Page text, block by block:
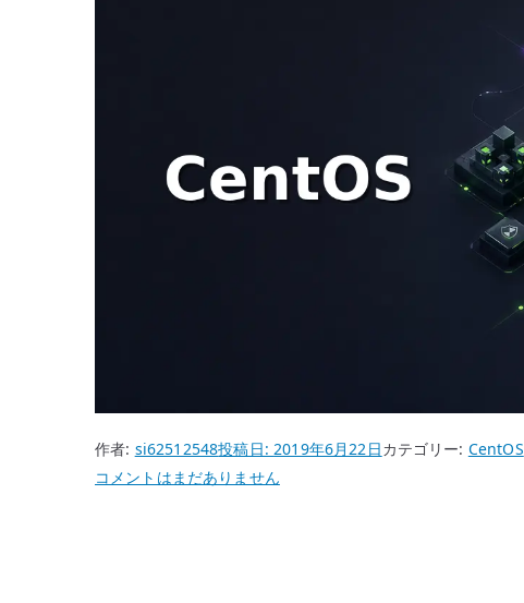
作者: si62512548投稿日:2019年6月22日カテゴリー: CentOS
CentOS
コメントはまだありません